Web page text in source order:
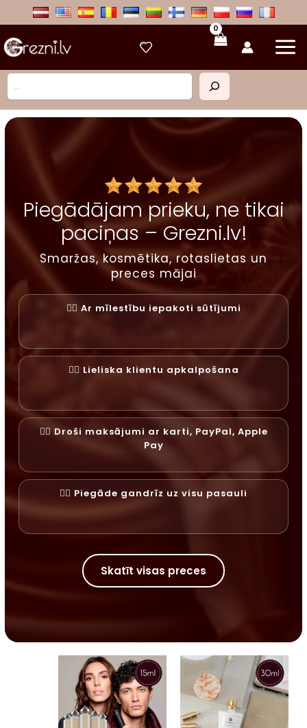
Meklēt
Piegādājam prieku, ne tikai
paciņas – Grezni.lv!
Smaržas, kosmētika, rotaslietas un
preces mājai
✓⃝ Ar mīlestību iepakoti sūtījumi
✓⃝ Lieliska klientu apkalpošana
✓⃝ Droši maksājumi ar karti, PayPal, Apple
Pay
✓⃝ Piegāde gandrīz uz visu pasauli
Skatīt visas preces